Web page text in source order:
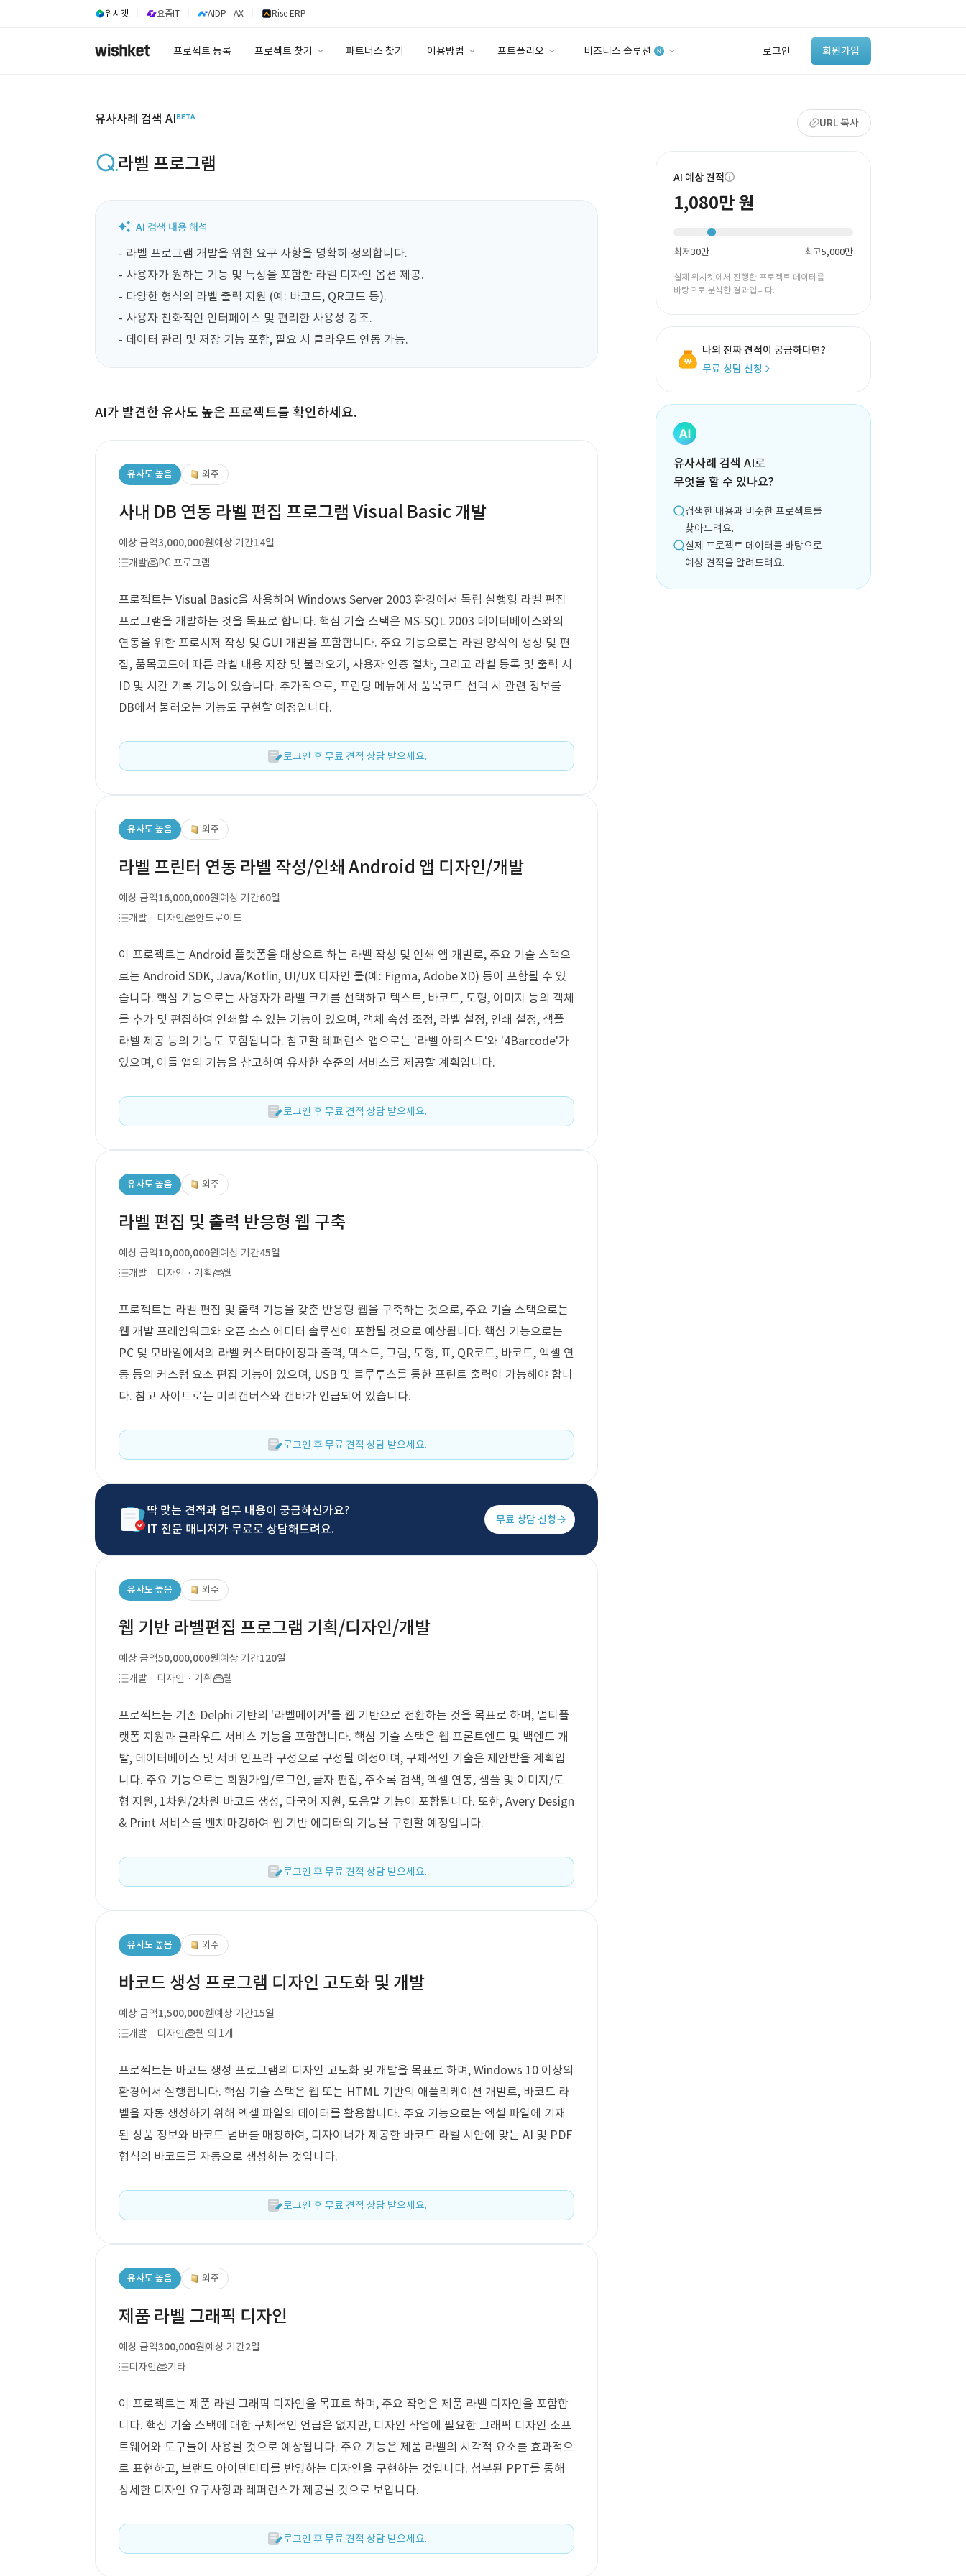
위시켓 요즘IT AIDP - AX Rise ERP
프로젝트 등록 프로젝트 찾기 파트너스 찾기 이용방법 포트폴리오 비즈니스 솔루션 로그인 회원가입
‘이런 거’ 만들어본
개발 회사 있어?
바로가기
유사사례 검색 AI URL 복사
라벨 프로그램
- 라벨 프로그램 개발을 위한 요구 사항을 명확히 정의합니다.
- 사용자가 원하는 기능 및 특성을 포함한 라벨 디자인 옵션 제공.
- 다양한 형식의 라벨 출력 지원 (예: 바코드, QR코드 등).
- 사용자 친화적인 인터페이스 및 편리한 사용성 강조.
- 데이터 관리 및 저장 기능 포함, 필요 시 클라우드 연동 가능.
AI가 발견한 유사도 높은 프로젝트를 확인하세요.
유사도 높음 외주
사내 DB 연동 라벨 편집 프로그램 Visual Basic 개발
예상 금액3,000,000원예상 기간14일
개발
PC 프로그램
프로젝트는 Visual Basic을 사용하여 Windows Server 2003 환경에서 독립 실행형 라벨 편집
프로그램을 개발하는 것을 목표로 합니다. 핵심 기술 스택은 MS-SQL 2003 데이터베이스와의
연동을 위한 프로시저 작성 및 GUI 개발을 포함합니다. 주요 기능으로는 라벨 양식의 생성 및 편
집, 품목코드에 따른 라벨 내용 저장 및 불러오기, 사용자 인증 절차, 그리고 라벨 등록 및 출력 시
ID 및 시간 기록 기능이 있습니다. 추가적으로, 프린팅 메뉴에서 품목코드 선택 시 관련 정보를
DB에서 불러오는 기능도 구현할 예정입니다.
로그인 후 무료 견적 상담 받으세요.
유사도 높음 외주
라벨 프린터 연동 라벨 작성/인쇄 Android 앱 디자인/개발
예상 금액16,000,000원예상 기간60일
개발 · 디자인
안드로이드
이 프로젝트는 Android 플랫폼을 대상으로 하는 라벨 작성 및 인쇄 앱 개발로, 주요 기술 스택으
로는 Android SDK, Java/Kotlin, UI/UX 디자인 툴(예: Figma, Adobe XD) 등이 포함될 수 있
습니다. 핵심 기능으로는 사용자가 라벨 크기를 선택하고 텍스트, 바코드, 도형, 이미지 등의 객체
를 추가 및 편집하여 인쇄할 수 있는 기능이 있으며, 객체 속성 조정, 라벨 설정, 인쇄 설정, 샘플
라벨 제공 등의 기능도 포함됩니다. 참고할 레퍼런스 앱으로는 '라벨 아티스트'와 '4Barcode'가
있으며, 이들 앱의 기능을 참고하여 유사한 수준의 서비스를 제공할 계획입니다.
로그인 후 무료 견적 상담 받으세요.
유사도 높음 외주
라벨 편집 및 출력 반응형 웹 구축
예상 금액10,000,000원예상 기간45일
개발 · 디자인 · 기획
웹
프로젝트는 라벨 편집 및 출력 기능을 갖춘 반응형 웹을 구축하는 것으로, 주요 기술 스택으로는
웹 개발 프레임워크와 오픈 소스 에디터 솔루션이 포함될 것으로 예상됩니다. 핵심 기능으로는
PC 및 모바일에서의 라벨 커스터마이징과 출력, 텍스트, 그림, 도형, 표, QR코드, 바코드, 엑셀 연
동 등의 커스텀 요소 편집 기능이 있으며, USB 및 블루투스를 통한 프린트 출력이 가능해야 합니
다. 참고 사이트로는 미리캔버스와 캔바가 언급되어 있습니다.
로그인 후 무료 견적 상담 받으세요.
딱 맞는 견적과 업무 내용이 궁금하신가요?
IT 전문 매니저가 무료로 상담해드려요.
무료 상담 신청
유사도 높음 외주
웹 기반 라벨편집 프로그램 기획/디자인/개발
예상 금액50,000,000원예상 기간120일
개발 · 디자인 · 기획
웹
프로젝트는 기존 Delphi 기반의 '라벨메이커'를 웹 기반으로 전환하는 것을 목표로 하며, 멀티플
랫폼 지원과 클라우드 서비스 기능을 포함합니다. 핵심 기술 스택은 웹 프론트엔드 및 백엔드 개
발, 데이터베이스 및 서버 인프라 구성으로 구성될 예정이며, 구체적인 기술은 제안받을 계획입
니다. 주요 기능으로는 회원가입/로그인, 글자 편집, 주소록 검색, 엑셀 연동, 샘플 및 이미지/도
형 지원, 1차원/2차원 바코드 생성, 다국어 지원, 도움말 기능이 포함됩니다. 또한, Avery Design
& Print 서비스를 벤치마킹하여 웹 기반 에디터의 기능을 구현할 예정입니다.
로그인 후 무료 견적 상담 받으세요.
유사도 높음 외주
바코드 생성 프로그램 디자인 고도화 및 개발
예상 금액1,500,000원예상 기간15일
개발 · 디자인
웹 외 1개
프로젝트는 바코드 생성 프로그램의 디자인 고도화 및 개발을 목표로 하며, Windows 10 이상의
환경에서 실행됩니다. 핵심 기술 스택은 웹 또는 HTML 기반의 애플리케이션 개발로, 바코드 라
벨을 자동 생성하기 위해 엑셀 파일의 데이터를 활용합니다. 주요 기능으로는 엑셀 파일에 기재
된 상품 정보와 바코드 넘버를 매칭하여, 디자이너가 제공한 바코드 라벨 시안에 맞는 AI 및 PDF
형식의 바코드를 자동으로 생성하는 것입니다.
로그인 후 무료 견적 상담 받으세요.
유사도 높음 외주
제품 라벨 그래픽 디자인
예상 금액300,000원예상 기간2일
디자인
기타
이 프로젝트는 제품 라벨 그래픽 디자인을 목표로 하며, 주요 작업은 제품 라벨 디자인을 포함합
니다. 핵심 기술 스택에 대한 구체적인 언급은 없지만, 디자인 작업에 필요한 그래픽 디자인 소프
트웨어와 도구들이 사용될 것으로 예상됩니다. 주요 기능은 제품 라벨의 시각적 요소를 효과적으
로 표현하고, 브랜드 아이덴티티를 반영하는 디자인을 구현하는 것입니다. 첨부된 PPT를 통해
상세한 디자인 요구사항과 레퍼런스가 제공될 것으로 보입니다.
로그인 후 무료 견적 상담 받으세요.
AI 예상 견적
1,080만 원
최저30만 최고5,000만
실제 위시켓에서 진행한 프로젝트 데이터를
바탕으로 분석한 결과입니다.
나의 진짜 견적이 궁금하다면?
무료 상담 신청
유사사례 검색 AI로
무엇을 할 수 있나요?
검색한 내용과 비슷한 프로젝트를
찾아드려요.
실제 프로젝트 데이터를 바탕으로
예상 견적을 알려드려요.